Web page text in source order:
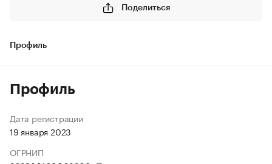
Поделиться
Профиль
Профиль
Дата регистрации
19 января 2023
ОГРНИП